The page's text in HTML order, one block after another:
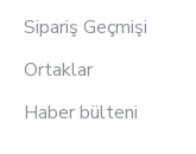
Sipariş Geçmişi
Ortaklar
Haber bülteni